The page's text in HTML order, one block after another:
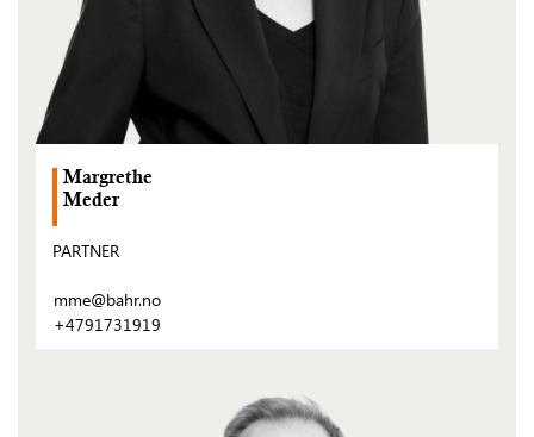
Margrethe
Meder
PARTNER
mme@bahr.no
+4791731919